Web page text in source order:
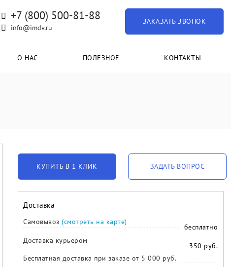
+7 (800) 500-81-88
info@imdv.ru
ЗАКАЗАТЬ ЗВОНОК
О НАС ПОЛЕЗНОЕ КОНТАКТЫ
КУПИТЬ В 1 КЛИК ЗАДАТЬ ВОПРОС
Доставка
Самовывоз (смотреть на карте)
бесплатно
Доставка курьером
350 руб.
Бесплатная доставка при заказе от 5 000 руб.